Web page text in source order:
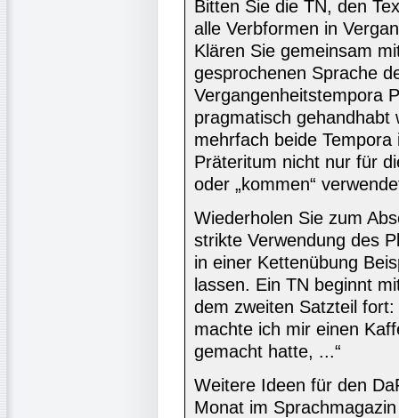
Bitten Sie die TN, den
alle Verbformen in
Klären Sie gemeinsam
gesprochenen Sprache
Vergangenheitstempora
pragmatisch
mehrfach beide
Präteritum nicht nur für
oder „kommen“
Wiederholen Sie zum
strikte Verwendung des
in einer Kettenübung
lassen. Ein TN beginnt
dem zweiten Satzteil
machte ich mir einen
gemacht hatte, ...“
Weitere Ideen für den
Monat im